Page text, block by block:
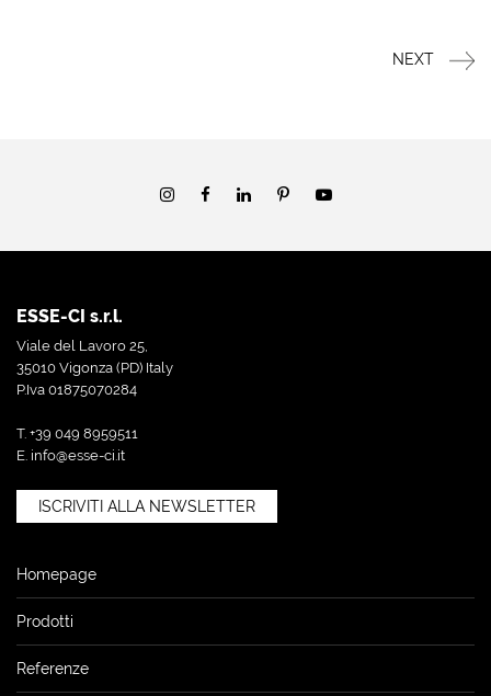
NEXT
ESSE-CI s.r.l.
Viale del Lavoro 25,
35010 Vigonza (PD) Italy
P.Iva 01875070284
T. +39 049 8959511
E. info@esse-ci.it
ISCRIVITI ALLA NEWSLETTER
Homepage
Prodotti
Referenze